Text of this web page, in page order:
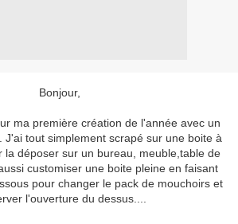
Bonjour,
ma première création de l'année avec un
J'ai tout simplement scrapé sur une boite à
la déposer sur un bureau, meuble,table de
customiser une boite pleine en faisant
pour changer le pack de mouchoirs et
l'ouverture du dessus....